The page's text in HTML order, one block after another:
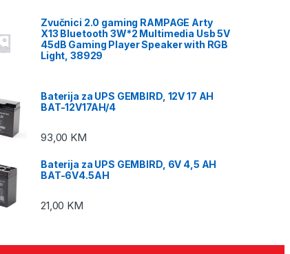
Zvučnici 2.0 gaming RAMPAGE Arty
X13 Bluetooth 3W*2 Multimedia Usb 5V
45dB Gaming Player Speaker with RGB
Light, 38929
Baterija za UPS GEMBIRD, 12V 17 AH
BAT-12V17AH/4
93,00 KM
Baterija za UPS GEMBIRD, 6V 4,5 AH
BAT-6V4.5AH
21,00 KM